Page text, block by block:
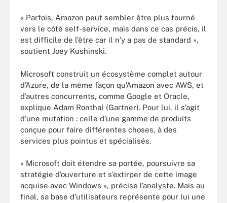
« Parfois, Amazon peut sembler être plus tourné
vers le côté self-service, mais dans ce cas précis, il
est difficile de l’être car il n’y a pas de standard »,
soutient Joey Kushinski.
Microsoft construit un écosystème complet autour
d’Azure, de la même façon qu’Amazon avec AWS, et
d’autres concurrents, comme Google et Oracle,
explique Adam Ronthal (Gartner). Pour lui, il s’agit
d’une mutation : celle d’une gamme de produits
conçue pour faire différentes choses, à des
services plus pointus et spécialisés.
« Microsoft doit étendre sa portée, poursuivre sa
stratégie d’ouverture et s’extirper de cette image
acquise avec Windows », précise l’analyste. Mais au
final, sa base d’utilisateurs représente pour lui une